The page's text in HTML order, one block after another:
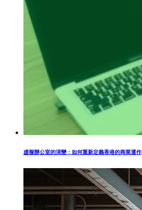
虛擬辦公室的演變：如何重新定義香港的商業運作